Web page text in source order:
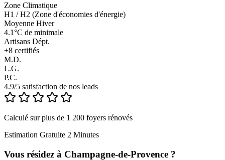
Zone Climatique
H1 / H2 (Zone d'économies d'énergie)
Moyenne Hiver
4.1°C de minimale
Artisans Dépt.
+8 certifiés
M.D.
L.G.
P.C.
4.9/5 satisfaction de nos leads
Calculé sur plus de 1 200 foyers rénovés
Estimation Gratuite 2 Minutes
Vous résidez à Champagne-de-Provence ?